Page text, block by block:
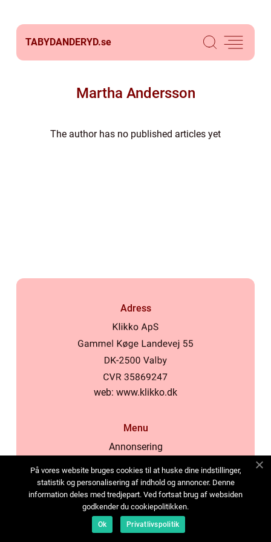
TABYDANDERYD.se
Martha Andersson
The author has no published articles yet
Adress
web: www.klikko.dk
Menu
Annonsering
Cookies
Kontakta oss
Sitemap
På vores website bruges cookies til at huske dine indstillinger,
statistik og personalisering af indhold og annoncer. Denne
information deles med tredjepart. Ved fortsat brug af websiden
godkender du cookiepolitikken.
Ok Privatlivspolitik